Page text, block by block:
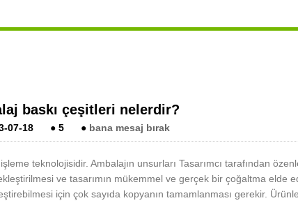
baskı çeşitleri nelerdir?
07-18 ● 5 ● bana mesaj bırak
teknolojisidir. Ambalajın unsurları Tasarımcı tarafından
ve tasarımın mükemmel ve gerçek bir çoğaltma elde
için çok sayıda kopyanın tamamlanması gerekir.